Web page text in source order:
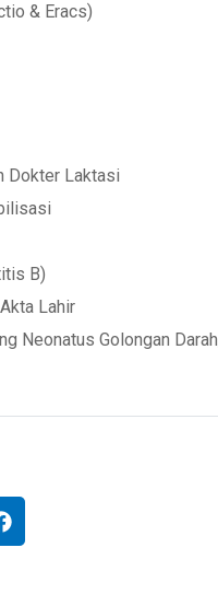
& Eracs)
Dokter Laktasi
B)
Lahir
Neonatus Golongan